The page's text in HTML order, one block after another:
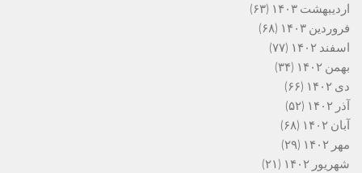
اردیبهشت ۱۴۰۳
(۶۳)
فروردین ۱۴۰۳
(۶۸)
اسفند ۱۴۰۲
(۷۷)
بهمن ۱۴۰۲
(۳۴)
دی ۱۴۰۲
(۶۶)
آذر ۱۴۰۲
(۵۲)
آبان ۱۴۰۲
(۶۸)
مهر ۱۴۰۲
(۲۹)
شهریور ۱۴۰۲
(۲۱)